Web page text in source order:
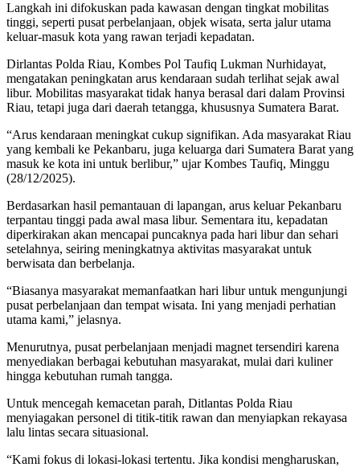
Langkah ini difokuskan pada kawasan dengan tingkat mobilitas
tinggi, seperti pusat perbelanjaan, objek wisata, serta jalur utama
keluar-masuk kota yang rawan terjadi kepadatan.
Dirlantas Polda Riau, Kombes Pol Taufiq Lukman Nurhidayat,
mengatakan peningkatan arus kendaraan sudah terlihat sejak awal
libur. Mobilitas masyarakat tidak hanya berasal dari dalam Provinsi
Riau, tetapi juga dari daerah tetangga, khususnya Sumatera Barat.
“Arus kendaraan meningkat cukup signifikan. Ada masyarakat Riau
yang kembali ke Pekanbaru, juga keluarga dari Sumatera Barat yang
masuk ke kota ini untuk berlibur,” ujar Kombes Taufiq, Minggu
(28/12/2025).
Berdasarkan hasil pemantauan di lapangan, arus keluar Pekanbaru
terpantau tinggi pada awal masa libur. Sementara itu, kepadatan
diperkirakan akan mencapai puncaknya pada hari libur dan sehari
setelahnya, seiring meningkatnya aktivitas masyarakat untuk
berwisata dan berbelanja.
“Biasanya masyarakat memanfaatkan hari libur untuk mengunjungi
pusat perbelanjaan dan tempat wisata. Ini yang menjadi perhatian
utama kami,” jelasnya.
Menurutnya, pusat perbelanjaan menjadi magnet tersendiri karena
menyediakan berbagai kebutuhan masyarakat, mulai dari kuliner
hingga kebutuhan rumah tangga.
Untuk mencegah kemacetan parah, Ditlantas Polda Riau
menyiagakan personel di titik-titik rawan dan menyiapkan rekayasa
lalu lintas secara situasional.
“Kami fokus di lokasi-lokasi tertentu. Jika kondisi mengharuskan,